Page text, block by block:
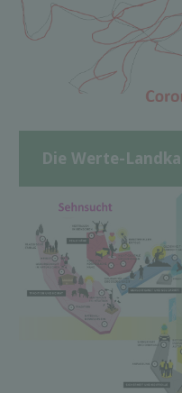
Die Werte-